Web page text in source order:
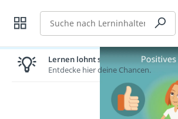
Suche
Lernen lohnt sich!
Entdecke hier deine Chancen.